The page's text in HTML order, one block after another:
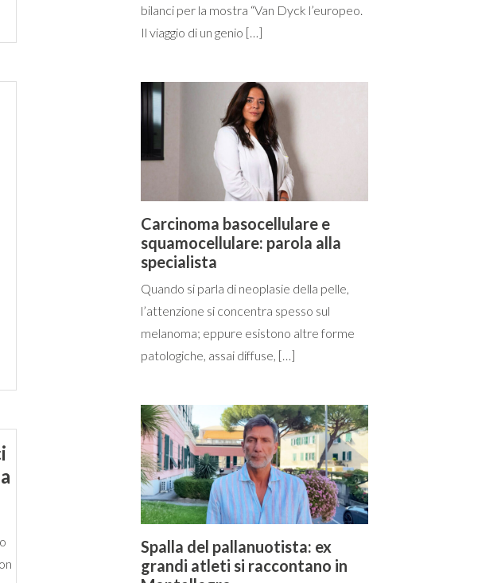
bilanci per la mostra “Van Dyck l’europeo.
Il viaggio di un genio […]
Carcinoma basocellulare e
squamocellulare: parola alla
specialista
Quando si parla di neoplasie della pelle,
l’attenzione si concentra spesso sul
melanoma; eppure esistono altre forme
patologiche, assai diffuse, […]
Spalla del pallanuotista: ex
grandi atleti si raccontano in